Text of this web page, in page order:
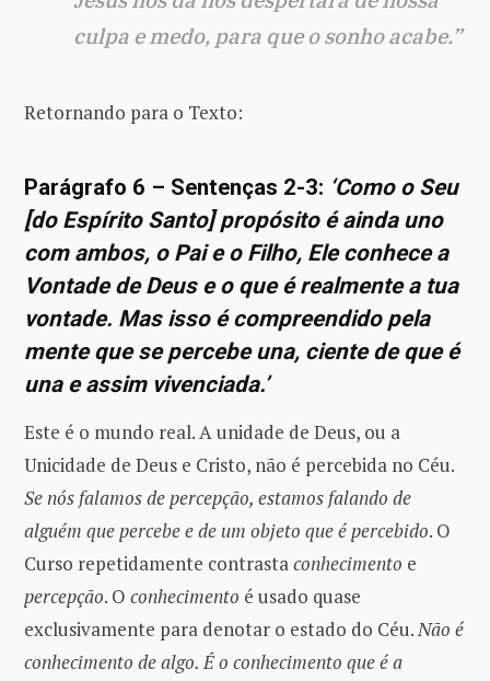
culpa e medo, para que o sonho acabe.”
Retornando para o Texto:
Parágrafo 6 – Sentenças 2-3: ‘Como o Seu
[do Espírito Santo] propósito é ainda uno
com ambos, o Pai e o Filho, Ele conhece a
Vontade de Deus e o que é realmente a tua
vontade. Mas isso é compreendido pela
mente que se percebe una, ciente de que é
una e assim vivenciada.’
Este é o mundo real. A unidade de Deus, ou a
Unicidade de Deus e Cristo, não é percebida no Céu.
Se nós falamos de percepção, estamos falando de
alguém que percebe e de um objeto que é percebido. O
Curso repetidamente contrastaconhecimento e
percepção. O conhecimento é usado quase
exclusivamente para denotar o estado do Céu.Não é
conhecimento de algo. É o conhecimento que é a